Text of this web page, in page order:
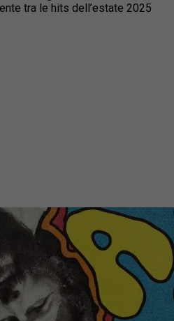
tra le hits dell’estate 2025